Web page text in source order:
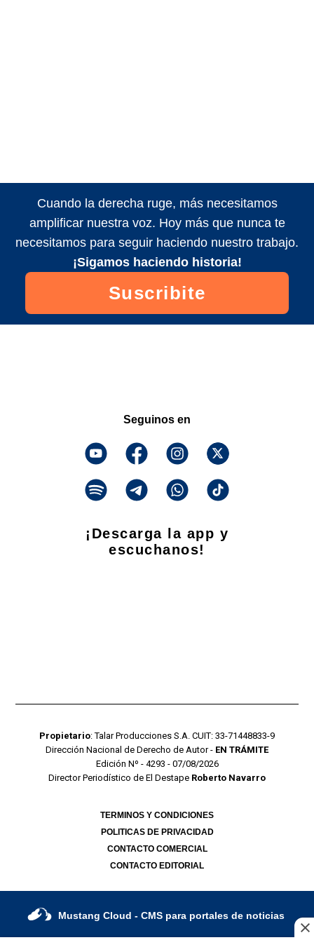
Cuando la derecha ruge, más necesitamos
amplificar nuestra voz. Hoy más que nunca te
necesitamos para seguir haciendo nuestro trabajo.
¡Sigamos haciendo historia!
Suscribite
Seguinos en
¡Descarga la app y
escuchanos!
Propietario: Talar Producciones S.A. CUIT: 33-71448833-9
Dirección Nacional de Derecho de Autor - EN TRÁMITE
Edición Nº - 4293 - 07/08/2026
Director Periodístico de El Destape Roberto Navarro
TERMINOS Y CONDICIONES
POLITICAS DE PRIVACIDAD
CONTACTO COMERCIAL
CONTACTO EDITORIAL
Mustang Cloud - CMS para portales de noticias